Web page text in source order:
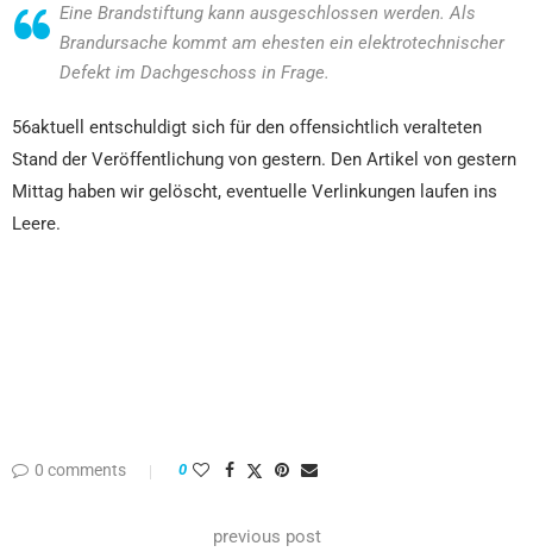
Eine Brandstiftung kann ausgeschlossen werden. Als
Brandursache kommt am ehesten ein elektrotechnischer
Defekt im Dachgeschoss in Frage.
56aktuell entschuldigt sich für den offensichtlich veralteten
Stand der Veröffentlichung von gestern. Den Artikel von gestern
Mittag haben wir gelöscht, eventuelle Verlinkungen laufen ins
Leere.
0 comments 0
previous post